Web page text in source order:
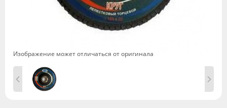
Изображение может отличаться от оригинала